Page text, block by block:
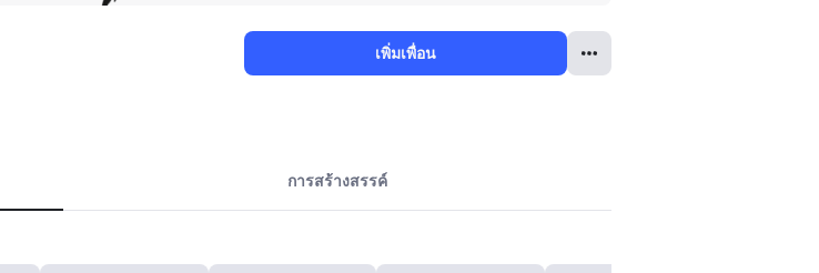
เพิ่มเพื่อน
การสร้างสรรค์